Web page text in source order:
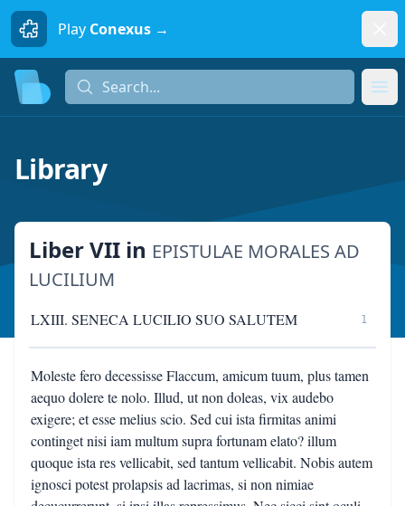
Play Conexus →
Search...
Library
Liber VII in EPISTULAE MORALES AD
LUCILIUM
LXIII. SENECA LUCILIO SUO SALUTEM 1
Moleste fero decessisse Flaccum, amicum tuum, plus tamen
aequo dolere te nolo. Illud, ut non doleas, vix audebo
exigere; et esse melius scio. Sed cui ista firmitas animi
continget nisi iam multum supra fortunam elato? illum
quoque ista res vellicabit, sed tantum vellicabit. Nobis autem
ignosci potest prolapsis ad lacrimas, si non nimiae